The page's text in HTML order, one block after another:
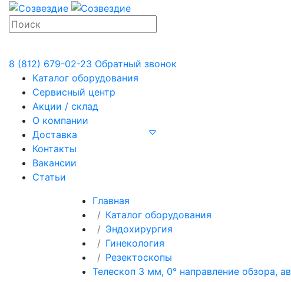
8 (812) 679-02-23 Обратный звонок
Каталог оборудования
Сервисный центр
Акции / склад
О компании
Доставка
Контакты
Вакансии
Статьи
Главная
Каталог оборудования
Эндохирургия
Гинекология
Резектоскопы
Телескоп 3 мм, 0° направление обзора,